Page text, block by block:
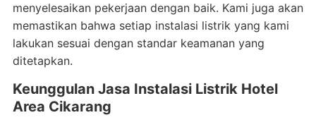
menyelesaikan pekerjaan dengan baik. Kami juga akan
memastikan bahwa setiap instalasi listrik yang kami
lakukan sesuai dengan standar keamanan yang
ditetapkan.
Keunggulan Jasa Instalasi Listrik Hotel
Area Cikarang